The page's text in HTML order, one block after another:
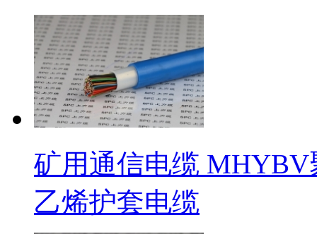
矿用通信电缆
乙烯护套电缆